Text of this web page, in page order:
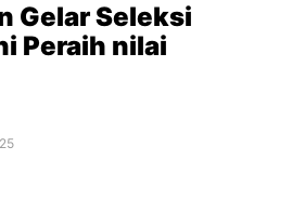
Gelar Seleksi
Peraih nilai